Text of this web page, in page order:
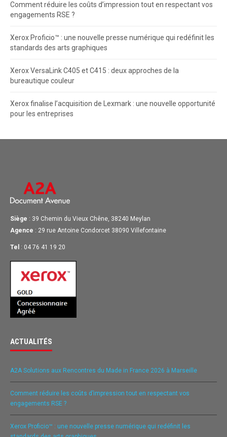
Comment réduire les coûts d’impression tout en respectant vos
engagements RSE ?
Xerox Proficio™ : une nouvelle presse numérique qui redéfinit les
standards des arts graphiques
Xerox VersaLink C405 et C415 : deux approches de la
bureautique couleur
Xerox finalise l’acquisition de Lexmark : une nouvelle opportunité
pour les entreprises
Siège : 39 Chemin du Vieux Chêne, 38240 Meylan
Agence : 29 rue Antoine Condorcet 38090 Villefontaine
Tel : 04 76 41 19 20
ACTUALITÉS
A2A Solutions aux Rencontres du Made in France 2026 à Marseille
Comment réduire les coûts d’impression tout en respectant vos
engagements RSE ?
Xerox Proficio™ : une nouvelle presse numérique qui redéfinit les